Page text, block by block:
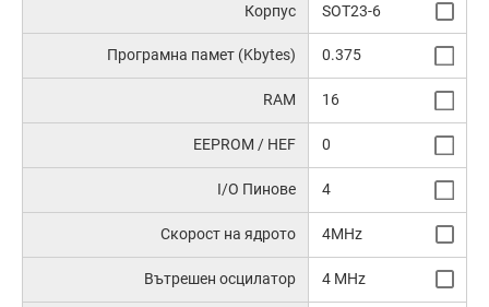
Корпус SOT23-6
Програмна памет (Kbytes) 0.375
RAM 16
EEPROM / HEF 0
I/O Пинове 4
Скорост на ядрото 4MHz
Вътрешен осцилатор 4 MHz